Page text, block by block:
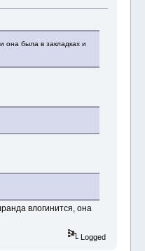
она была в закладках и
влогинится, она
Logged